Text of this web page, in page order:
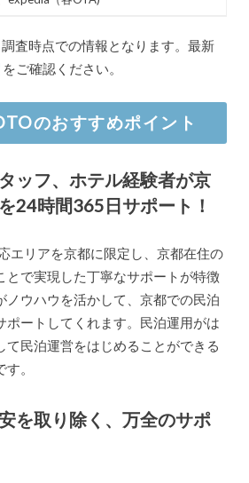
査時点での情報となります。最新
をご確認ください。
のおすすめポイント
ッフ、ホテル経験者が京
24時間365日サポート！
エリアを京都に限定し、京都在住の
とで実現した丁寧なサポートが特徴
ノウハウを活かして、京都での民泊
ートしてくれます。民泊運用がは
て民泊運営をはじめることができる
。
を取り除く、万全のサポ